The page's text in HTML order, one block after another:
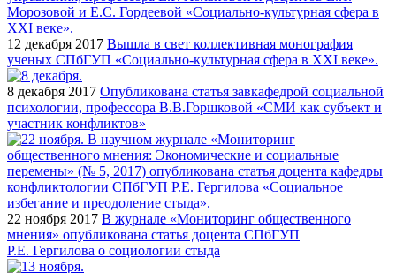
12 декабря 2017 Вышла в свет коллективная монография
ученых СПбГУП «Социально-культурная сфера в XXI веке».
8 декабря 2017 Опубликована статья завкафедрой социальной
психологии, профессора В.В.Горшковой «СМИ как субъект и
участник конфликтов»
22 ноября 2017 В журнале «Мониторинг общественного
мнения» опубликована статья доцента СПбГУП
Р.Е. Гергилова о социологии стыда